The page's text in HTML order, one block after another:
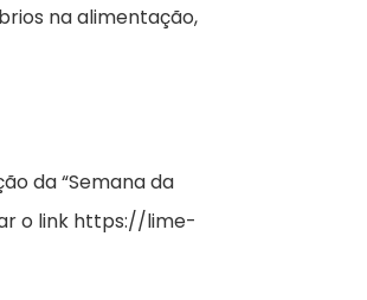
na alimentação,
da “Semana da
o link https://lime-